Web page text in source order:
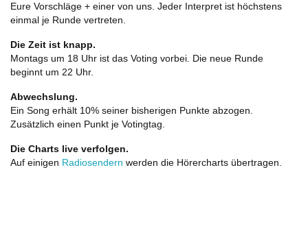
Eure Vorschläge + einer von uns. Jeder Interpret ist höchstens
einmal je Runde vertreten.
Die Zeit ist knapp.
Montags um 18 Uhr ist das Voting vorbei. Die neue Runde
beginnt um 22 Uhr.
Abwechslung.
Ein Song erhält 10% seiner bisherigen Punkte abzogen.
Zusätzlich einen Punkt je Votingtag.
Die Charts live verfolgen.
Auf einigen Radiosendern werden die Hörercharts übertragen.